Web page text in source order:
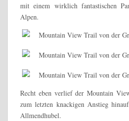
mit einem wirklich fantastischen
Alpen.
Recht eben verlief der Mountain
zum letzten knackigen Anstieg
Allmendhubel.